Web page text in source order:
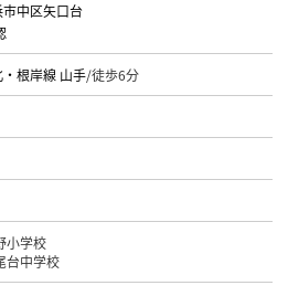
中区矢口台
・根岸線 山手/徒歩6分
小学校
台中学校